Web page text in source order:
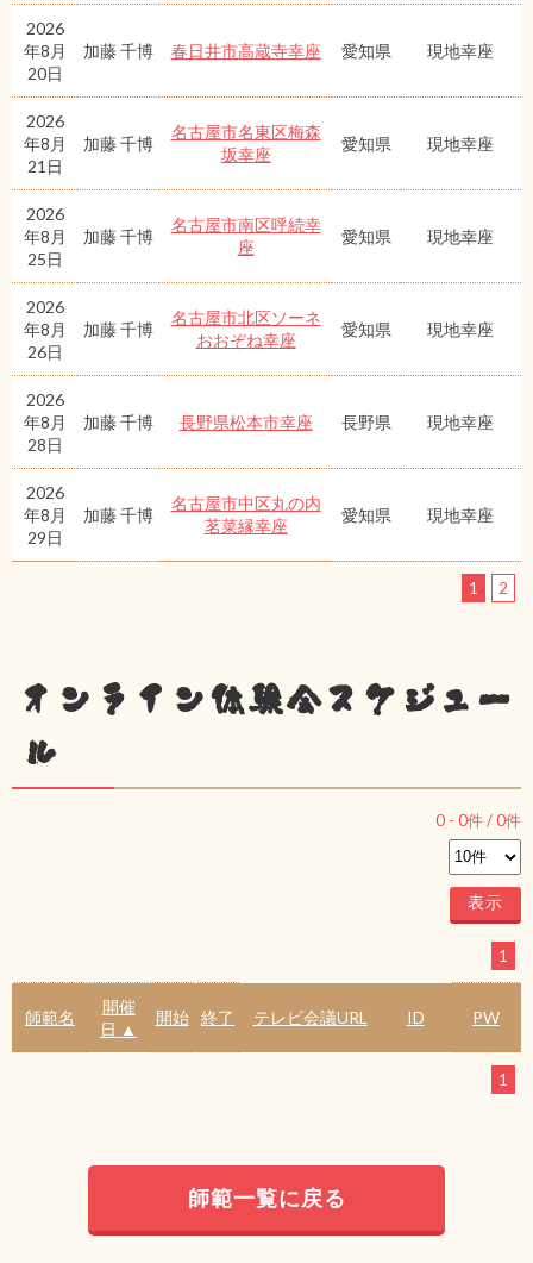
2026
年8月
20日
加藤 千博 春日井市高蔵寺幸座 愛知県 現地幸座
2026
年8月
21日
加藤 千博
名古屋市名東区梅森
坂幸座
愛知県 現地幸座
2026
年8月
25日
加藤 千博
名古屋市南区呼続幸
座
愛知県 現地幸座
2026
年8月
26日
加藤 千博
名古屋市北区ソーネ
おおぞね幸座
愛知県 現地幸座
2026
年8月
28日
加藤 千博 長野県松本市幸座 長野県 現地幸座
2026
年8月
29日
加藤 千博
名古屋市中区丸の内
茗菜縁幸座
愛知県 現地幸座
1 2
オンライン体験会スケジュー
ル
0 - 0件 /0件
1
師範名
開催
日 ▲
開始 終了 テレビ会議URL ID PW
1
師範一覧に戻る